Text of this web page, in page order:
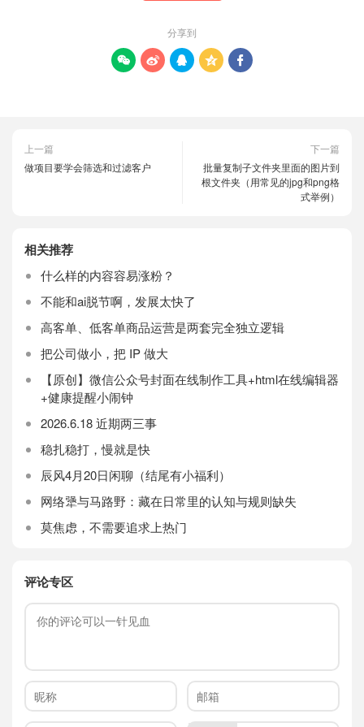
分享到
    
上一篇
做项目要学会筛选和过滤客户
下一篇
批量复制子文件夹里面的图片到
根文件夹（用常见的jpg和png格
式举例）
相关推荐
什么样的内容容易涨粉？
不能和ai脱节啊，发展太快了
高客单、低客单商品运营是两套完全独立逻辑
把公司做小，把 IP 做大
【原创】微信公众号封面在线制作工具+html在线编辑器
+健康提醒小闹钟
2026.6.18 近期两三事
稳扎稳打，慢就是快
辰风4月20日闲聊（结尾有小福利）
网络犟与马路野：藏在日常里的认知与规则缺失
莫焦虑，不需要追求上热门
评论专区